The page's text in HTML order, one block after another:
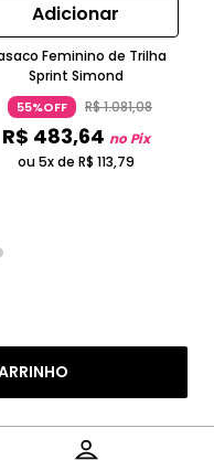
Adicionar
Feminino de Trilha
Sprint Simond
55%OFF R$1.081,08
R$ 483,64 no Pix
ou 5x de R$ 113,79